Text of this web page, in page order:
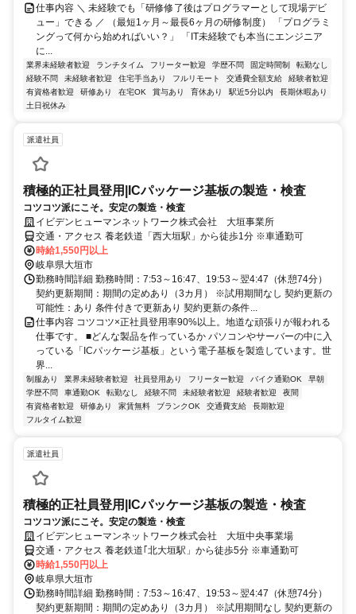
仕事内容 ＼ 未経験でも「研修修了後はプログラマーとして現場デビ
ュー」できる ／ （最短1ヶ月～最長6ヶ月の研修制度） 「プログラミ
ングって何から始めればいい？」 「IT未経験でも本当にエンジニア
に...
業界未経験者歓迎 ランチタイム フリーター歓迎 学歴不問 固定時間制
転勤なし
経験不問
未経験者歓迎 住宅手当あり フルリモート 交通費全額支給
経験者歓迎
有資格者歓迎
研修あり 在宅OK 賞与あり 育休あり 駅近5分以内
長期休暇あり
土日祝休み
派遣社員
積極的正社員登用|ICパッケージ基板の製造・検査
コツコツ派にこそ。安定の製造・検査
イビデンヒューマンネットワーク株式会社 大垣事業所
交通・アクセス 養老鉄道「西大垣駅」から徒歩1分 ※車通勤可
時給1,550円以上
岐阜県大垣市
勤務時間詳細 勤務時間：7:53～16:47、19:53～翌4:47（休憩74分）
契約更新期間：期間の定めあり（3カ月） ※試用期間なし 契約更新の
可能性：あり 条件付きで更新あり 契約更新の条件...
仕事内容 コツコツ×正社員登用率90%以上。地道な頑張りが報われる
仕事です。 ■どんな製品を作っているか パソコンやサーバーの中に入
っている「ICパッケージ基板」という電子基板を製造しています。世
界...
制服あり 業界未経験者歓迎 社員登用あり フリーター歓迎 バイク通勤OK
早朝
学歴不問
車通勤OK 転勤なし 経験不問 未経験者歓迎 経験者歓迎
夜間
有資格者歓迎
研修あり 家賃無料 ブランクOK 交通費支給
長期歓迎
フルタイム歓迎
派遣社員
積極的正社員登用|ICパッケージ基板の製造・検査
コツコツ派にこそ。安定の製造・検査
イビデンヒューマンネットワーク株式会社 大垣中央事業場
交通・アクセス 養老鉄道｢北大垣駅」から徒歩5分 ※車通勤可
時給1,550円以上
岐阜県大垣市
勤務時間詳細 勤務時間：7:53～16:47、19:53～翌4:47（休憩74分）
契約更新期間：期間の定めあり（3カ月） ※試用期間なし 契約更新の